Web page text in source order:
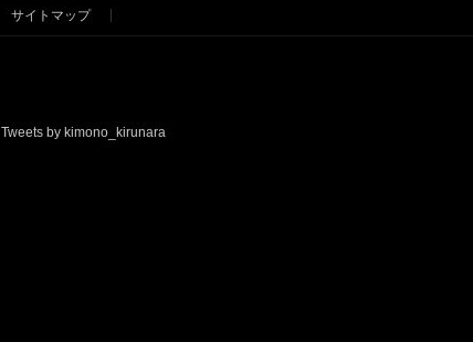
サイトマップ
Tweets by kimono_kirunara